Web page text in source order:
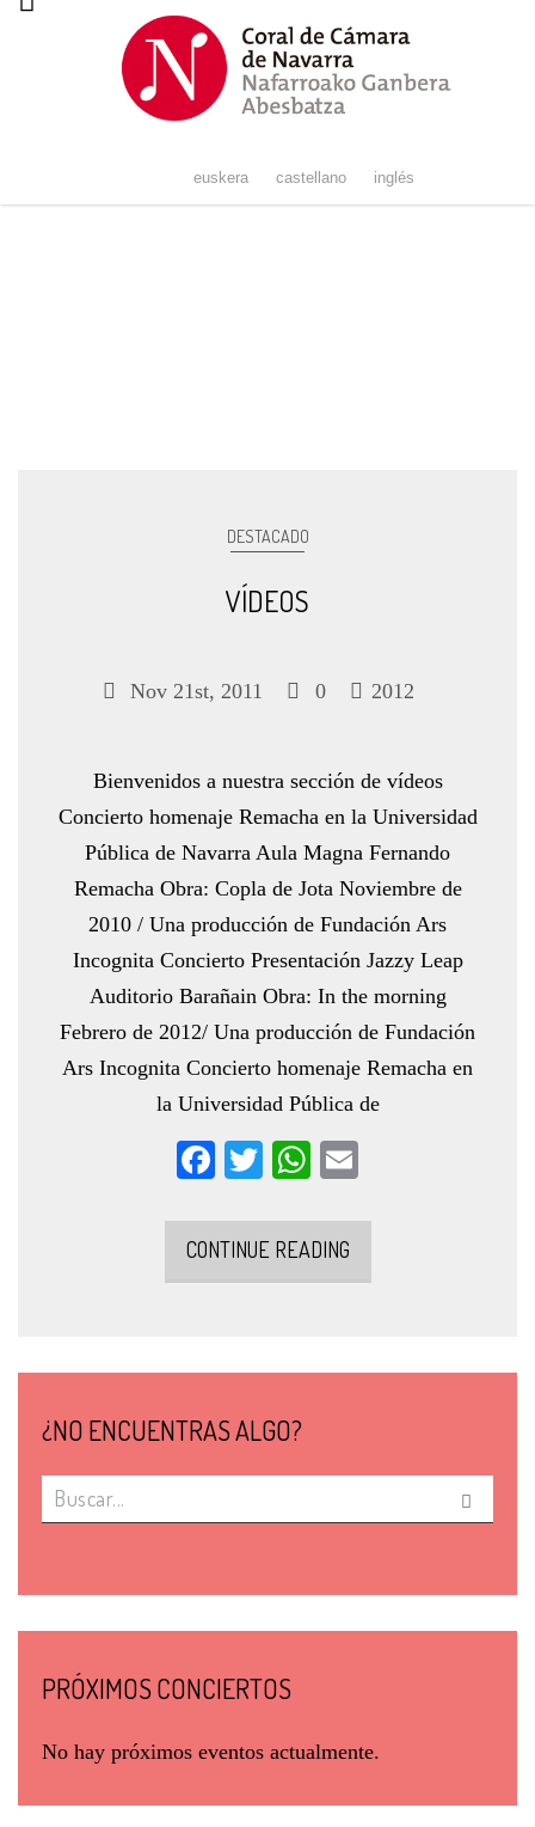
euskera castellano inglés
DESTACADO
VÍDEOS
Nov 21st, 2011 0 2012
Bienvenidos a nuestra sección de vídeos
Concierto homenaje Remacha en la Universidad
Pública de Navarra Aula Magna Fernando
Remacha Obra: Copla de Jota Noviembre de
2010 / Una producción de Fundación Ars
Incognita Concierto Presentación Jazzy Leap
Auditorio Barañain Obra: In the morning
Febrero de 2012/ Una producción de Fundación
Ars Incognita Concierto homenaje Remacha en
la Universidad Pública de
Facebook
TwitterWhatsApp
CONTINUE READING
¿NO ENCUENTRAS ALGO?
PRÓXIMOS CONCIERTOS
No hay próximos eventos actualmente.